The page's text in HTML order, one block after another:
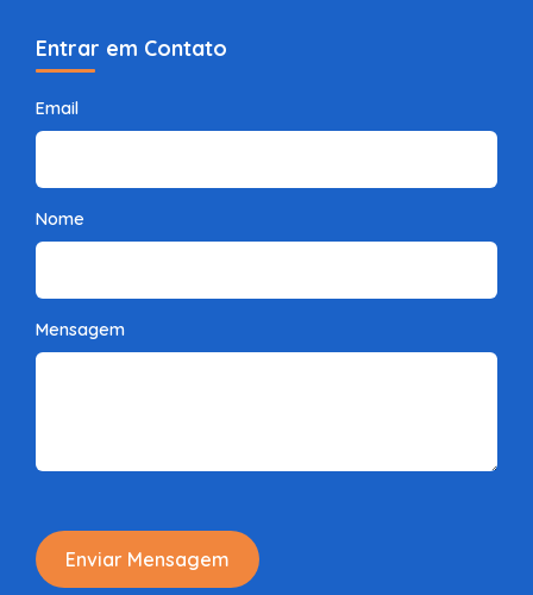
Entrar em Contato
Email
Nome
Mensagem
Enviar Mensagem